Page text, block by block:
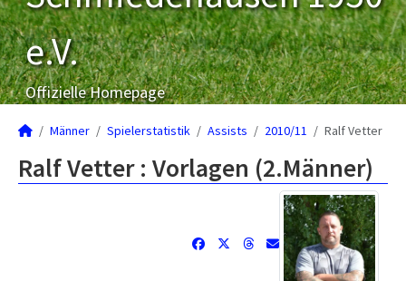
e.V.
Offizielle Homepage
Männer Spielerstatistik Assists 2010/11 Ralf Vetter
Ralf Vetter : Vorlagen (2.Männer)